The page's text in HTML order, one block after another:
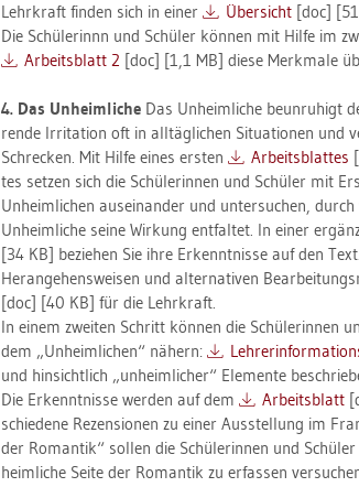
Lehr­kraft fin­den sich in einer
Über­sicht[doc] [51
Die Schü­le­rinnn und Schü­ler kön­nen mit Hilfe im
Ar­beits­blatt 2 [doc] [1,1 MB] diese Merk­ma­le
4. Das Un­heim­li­che Das Un­heim­li­che be­un­ru­higt
ren­de Ir­ri­ta­ti­on oft in all­täg­li­chen Si­tua­tio­nen und
Schre­cken. Mit Hilfe eines ers­ten
Ar­beits­blat­tes
tes set­zen sich die Schü­le­rin­nen und Schü­ler mit
Un­heim­li­chen aus­ein­an­der und un­ter­su­chen, durch
Un­heim­li­che seine Wir­kung ent­fal­tet. In einer
[34 KB] be­zie­hen Sie ihre Er­kennt­nis­se auf den
Her­an­ge­hens­wei­sen und al­ter­na­ti­ven
[doc] [40 KB] für die Lehr­kraft.
In einem zwei­ten Schritt kön­nen die Schü­le­rin­nen
dem „Un­heim­li­chen“ nä­hern:
und hin­sicht­lich „un­heim­li­cher“ Ele­men­te
Die Er­kennt­nis­se wer­den auf dem
Ar­beits­blatt
schie­de­ne Re­zen­sio­nen zu einer Aus­stel­lung im
der Ro­man­tik“ sol­len die Schü­le­rin­nen und
heim­li­che Seite der Ro­man­tik zu er­fas­sen